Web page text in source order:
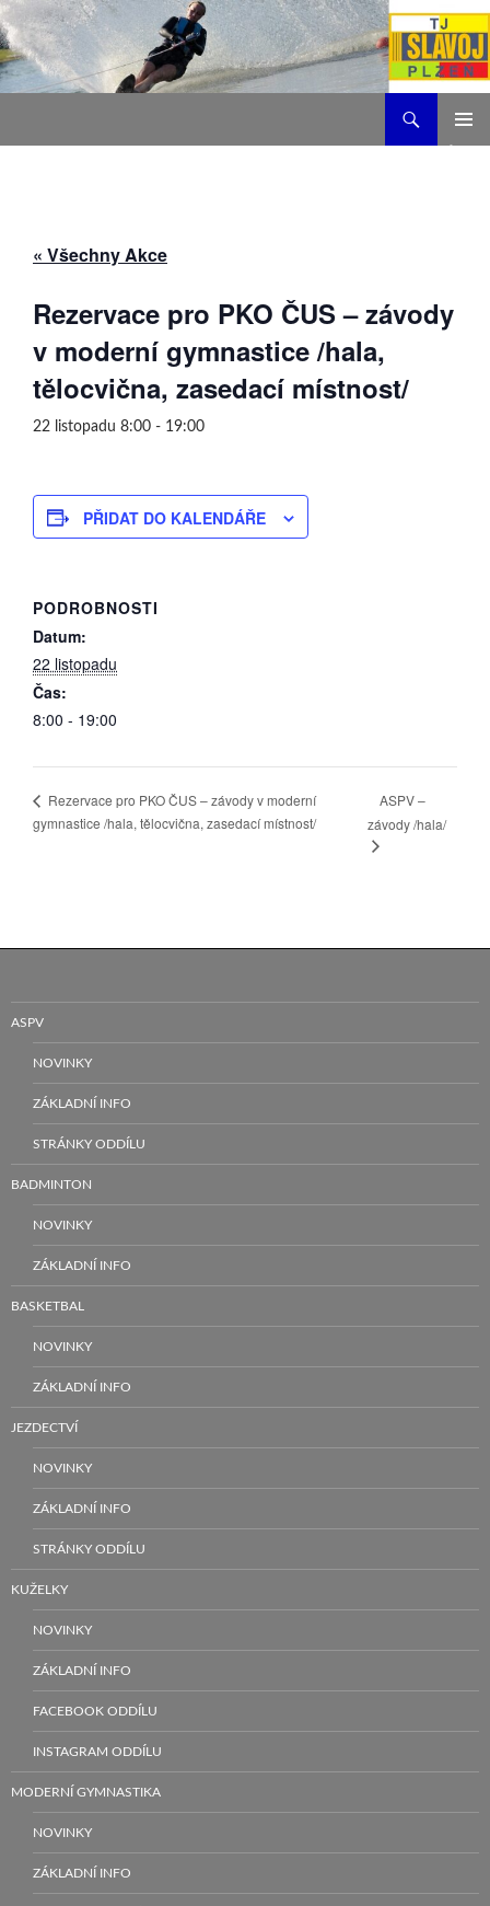
« Všechny Akce
Rezervace pro PKO ČUS – závody
v moderní gymnastice /hala,
tělocvična, zasedací místnost/
22 listopadu 8:00 - 19:00
PŘIDAT DO KALENDÁŘE
PODROBNOSTI
Datum:
22 listopadu
Čas:
8:00 - 19:00
Rezervace pro PKO ČUS – závody v moderní
gymnastice /hala, tělocvična, zasedací místnost/
ASPV –
závody /hala/
ASPV
NOVINKY
ZÁKLADNÍ INFO
STRÁNKY ODDÍLU
BADMINTON
NOVINKY
ZÁKLADNÍ INFO
BASKETBAL
NOVINKY
ZÁKLADNÍ INFO
JEZDECTVÍ
NOVINKY
ZÁKLADNÍ INFO
STRÁNKY ODDÍLU
KUŽELKY
NOVINKY
ZÁKLADNÍ INFO
FACEBOOK ODDÍLU
INSTAGRAM ODDÍLU
MODERNÍ GYMNASTIKA
NOVINKY
ZÁKLADNÍ INFO